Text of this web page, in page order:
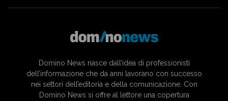
Domino News nasce dall’idea di professionisti
dell’informazione che da anni lavorano con successo
nei settori dell’editoria e della comunicazione. Con
Domino News si offre al lettore una copertura